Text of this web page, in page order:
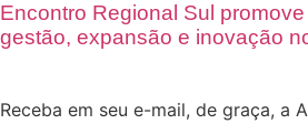
Encontro Regional Sul
gestão, expansão e inovação
Receba em seu e-mail, de graça, a